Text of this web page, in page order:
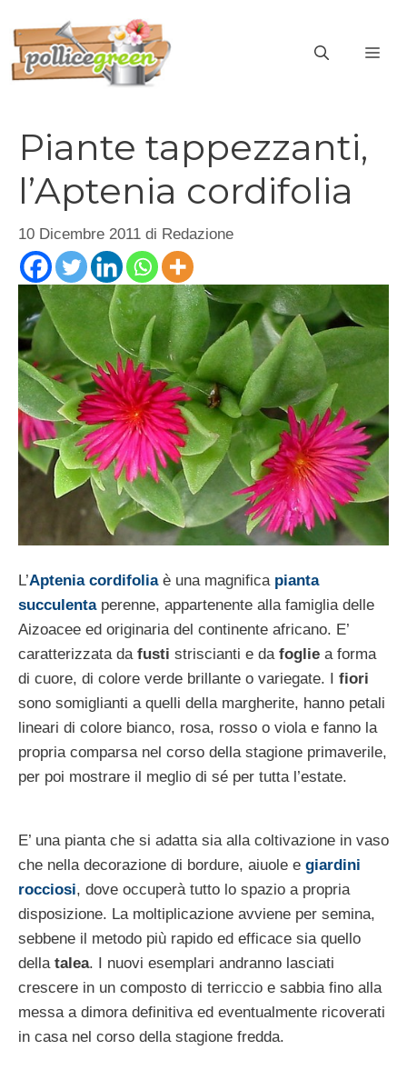
contenuto
Piante tappezzanti,
l’Aptenia cordifolia
10 Dicembre 2011 di Redazione
L’Aptenia cordifoliaè una magnifica pianta
succulentaperenne, appartenente alla famiglia delle
Aizoacee ed originaria del continente africano. E’
caratterizzata da fusti striscianti e dafoglie a forma
di cuore, di colore verde brillante o variegate. I
fiori
sono somiglianti a quelli della margherite, hanno petali
lineari di colore bianco, rosa, rosso o viola e fanno la
propria comparsa nel corso della stagione primaverile,
per poi mostrare il meglio di sé per tutta l’estate.
E’ una pianta che si adatta sia alla coltivazione in vaso
che nella decorazione di bordure, aiuole e giardini
rocciosi, dove occuperà tutto lo spazio a propria
disposizione. La moltiplicazione avviene per semina,
sebbene il metodo più rapido ed efficace sia quello
della talea. I nuovi esemplari andranno lasciati
crescere in un composto di terriccio e sabbia fino alla
messa a dimora definitiva ed eventualmente ricoverati
in casa nel corso della stagione fredda.